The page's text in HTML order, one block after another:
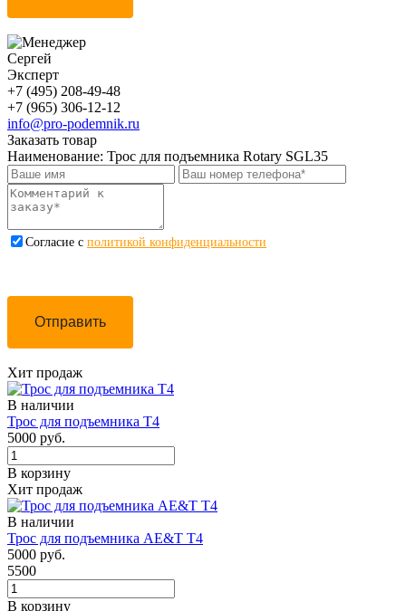
Сергей
Эксперт
+7 (495) 208-49-48
+7 (965) 306-12-12
info@pro-podemnik.ru
Заказать товар
Наименование: Трос для подъемника Rotary SGL35
Cогласие с политикой конфиденциальности
Отправить
Хит продаж
В наличии
Трос для подъемника Т4
5000 руб.
В корзину
Хит продаж
В наличии
Трос для подъемника AE&T Т4
5000 руб.
5500
В корзину